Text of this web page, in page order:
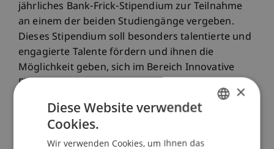
jährliches Bank-Frick-Stipendium zur Teilnahme
an einem der beiden Studiengänge vergeben.
Dieses Stipendium soll besonders talentierte und
engagierte Talente fördern und ihnen die
Möglichkeit geben, sich im Bereich Innovative
Finance weiterzubilden.
Auch im Bereich Forschung wird die
Zusammenarbeit intensiviert. Geplant sind
×
Diese Website verwendet
Cookies.
Wir verwenden Cookies, um Ihnen das